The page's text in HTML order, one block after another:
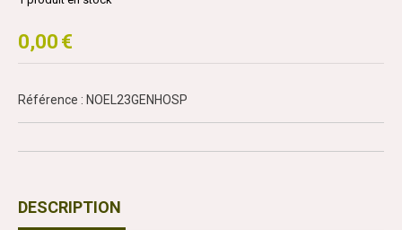
0,00 €
Référence : NOEL23GENHOSP
DESCRIPTION